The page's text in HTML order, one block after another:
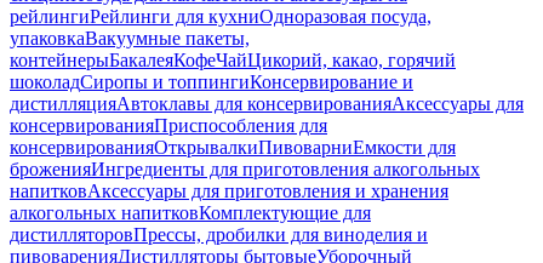
рейлингиРейлинги для кухниОдноразовая посуда,
упаковкаВакуумные пакеты,
контейнерыБакалеяКофеЧайЦикорий, какао, горячий
шоколадСиропы и топпингиКонсервирование и
дистилляцияАвтоклавы для консервированияАксессуары для
консервированияПриспособления для
консервированияОткрывалкиПивоварниЕмкости для
броженияИнгредиенты для приготовления алкогольных
напитковАксессуары для приготовления и хранения
алкогольных напитковКомплектующие для
дистилляторовПрессы, дробилки для виноделия и
пивоваренияДистилляторы бытовыеУборочный